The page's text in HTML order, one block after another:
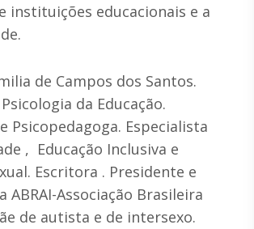
instituições educacionais e a
de Campos dos Santos.
da Educação.
Psicopedagoga. Especialista
, Educação Inclusiva e
Escritora . Presidente e
ABRAI-Associação Brasileira
de autista e de intersexo.